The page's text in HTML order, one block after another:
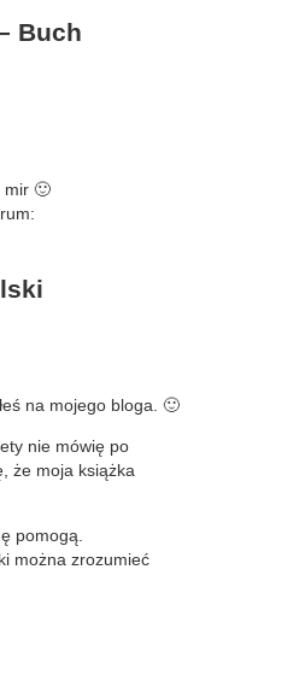
Buch
mir 🙂
na mojego bloga. 🙂
nie mówię po
że moja książka
pomogą.
można zrozumieć